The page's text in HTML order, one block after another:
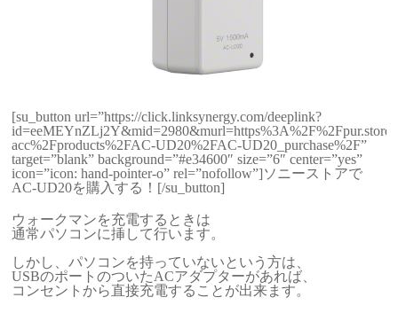
[su_button url=”https://click.linksynergy.com/deeplink?
acc%2Fproducts%2FAC-UD20%2FAC-UD20_purchase%2F”
target=”blank” background=”#e34600″ size=”6″ center=”yes”
icon=”icon: hand-pointer-o” rel=”nofollow”]ソニーストアで
AC-UD20を購入する！[/su_button]
ウォークマンを充電するときは
通常パソコンに挿して行います。
しかし、パソコンを持っていないという方は、
USBのポートのついたACアダプターがあれば、
コンセントから直接充電することが出来ます。